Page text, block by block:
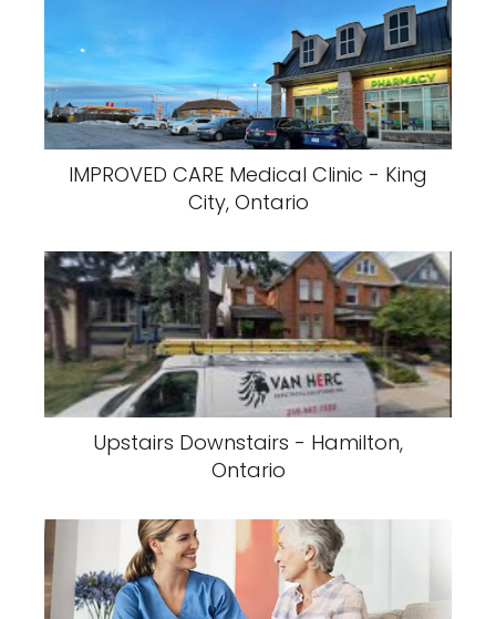
IMPROVED CARE Medical Clinic - King
City, Ontario
Upstairs Downstairs - Hamilton,
Ontario